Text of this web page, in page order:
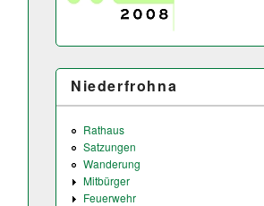
Niederfrohna
Rathaus
Satzungen
Wanderung
Mitbürger
Feuerwehr